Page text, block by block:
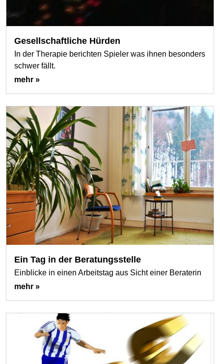
Gesellschaftliche Hürden
In der Therapie berichten Spieler was ihnen besonders
schwer fällt.
mehr »
Ein Tag in der Beratungsstelle
Einblicke in einen Arbeitstag aus Sicht einer Beraterin
mehr »